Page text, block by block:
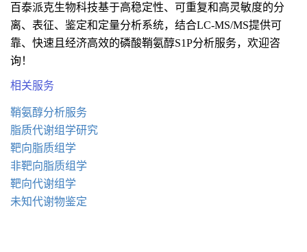
百泰派克生物科技基于高稳定性、可重复和高灵敏度的分
离、表征、鉴定和定量分析系统，结合LC-MS/MS提供可
靠、快速且经济高效的磷酸鞘氨醇S1P分析服务，欢迎咨
询！
相关服务
鞘氨醇分析服务
脂质代谢组学研究
靶向脂质组学
非靶向脂质组学
靶向代谢组学
未知代谢物鉴定